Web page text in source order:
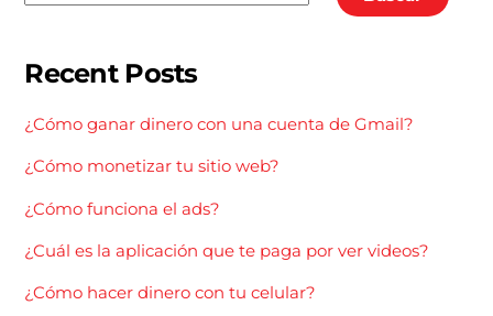
Recent Posts
¿Cómo ganar dinero con una cuenta de Gmail?
¿Cómo monetizar tu sitio web?
¿Cómo funciona el ads?
¿Cuál es la aplicación que te paga por ver videos?
¿Cómo hacer dinero con tu celular?